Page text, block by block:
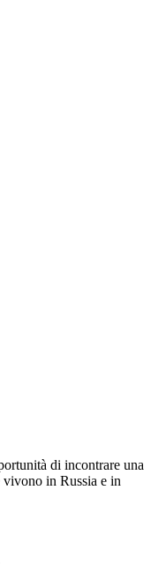
di incontrare una
vivono in Russia e in